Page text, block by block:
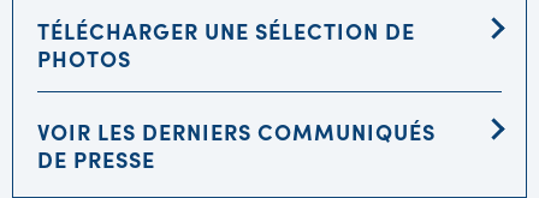
TÉLÉCHARGER UNE SÉLECTION DE
PHOTOS
VOIR LES DERNIERS COMMUNIQUÉS
DE PRESSE